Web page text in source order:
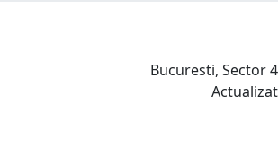
Bucuresti, Sector 4
Actualizat